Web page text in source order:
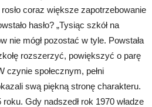
coraz większe zapotrzebowanie
hasło? „Tysiąc szkół na
nie mógł pozostać w tyle. Powstała
rozszerzyć, powiększyć o parę
czynie społecznym, pełni
swą piękną stronę charakteru.
Gdy nadszedł rok 1970 władze